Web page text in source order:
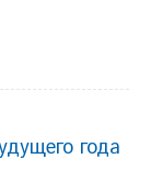
года